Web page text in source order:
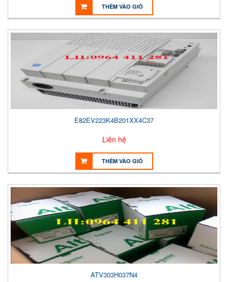
THÊM VÀO GIỎ
E82EV223K4B201XX4C37
Liên hệ
THÊM VÀO GIỎ
ATV303H037N4